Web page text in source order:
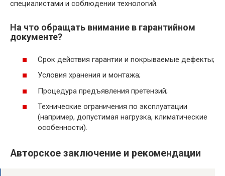
специалистами и соблюдении технологий.
На что обращать внимание в гарантийном
документе?
Срок действия гарантии и покрываемые дефекты;
Условия хранения и монтажа;
Процедура предъявления претензий;
Технические ограничения по эксплуатации
(например, допустимая нагрузка, климатические
особенности).
Авторское заключение и рекомендации